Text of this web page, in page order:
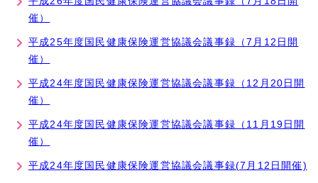
催）
平成25年度国民健康保険運営協議会議事録（7月12日開
催）
平成24年度国民健康保険運営協議会議事録（12月20日開
催）
平成24年度国民健康保険運営協議会議事録（11月19日開
催）
平成24年度国民健康保険運営協議会議事録(7月12日開催)